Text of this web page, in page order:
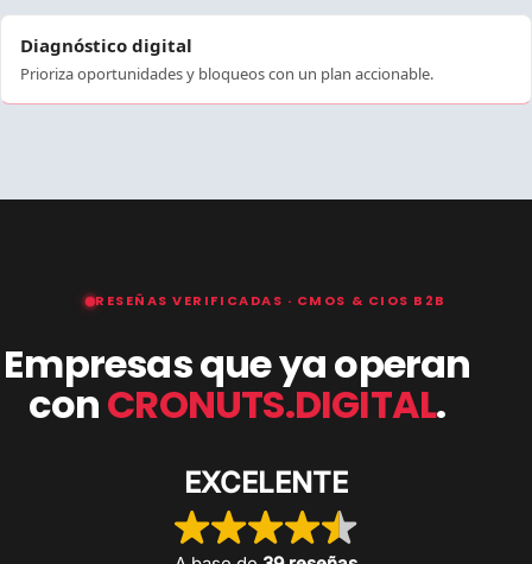
Diagnóstico digital
Prioriza oportunidades y bloqueos con un plan accionable.
RESEÑAS VERIFICADAS · CMOS & CIOS B2B
Empresas que ya operan
conCRONUTS.DIGITAL.
EXCELENTE